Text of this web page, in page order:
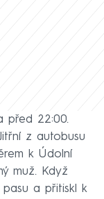
před 22:00.
z autobusu
k Údolní
muž. Když
a přitiskl k